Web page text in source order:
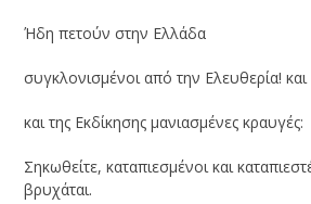
Ήδη πετούν στην Ελλάδα
συγκλονισμένοι από την Ελευθερία!
και της Εκδίκησης μανιασμένες κραυγές:
Σηκωθείτε, καταπιεσμένοι και
βρυχάται.